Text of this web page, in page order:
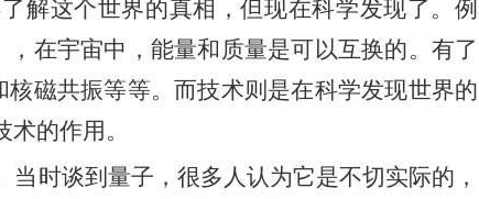
解这个世界的真相，但现在科学发现了。例
， 在宇宙中，能量和质量是可以互换的。有了
核磁共振等等。而技术则是在科学发现世界的
的作用。
时谈到量子，很多人认为它是不切实际的，